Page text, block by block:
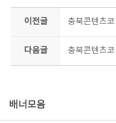
이전글 충북콘텐츠
다음글
배너모음